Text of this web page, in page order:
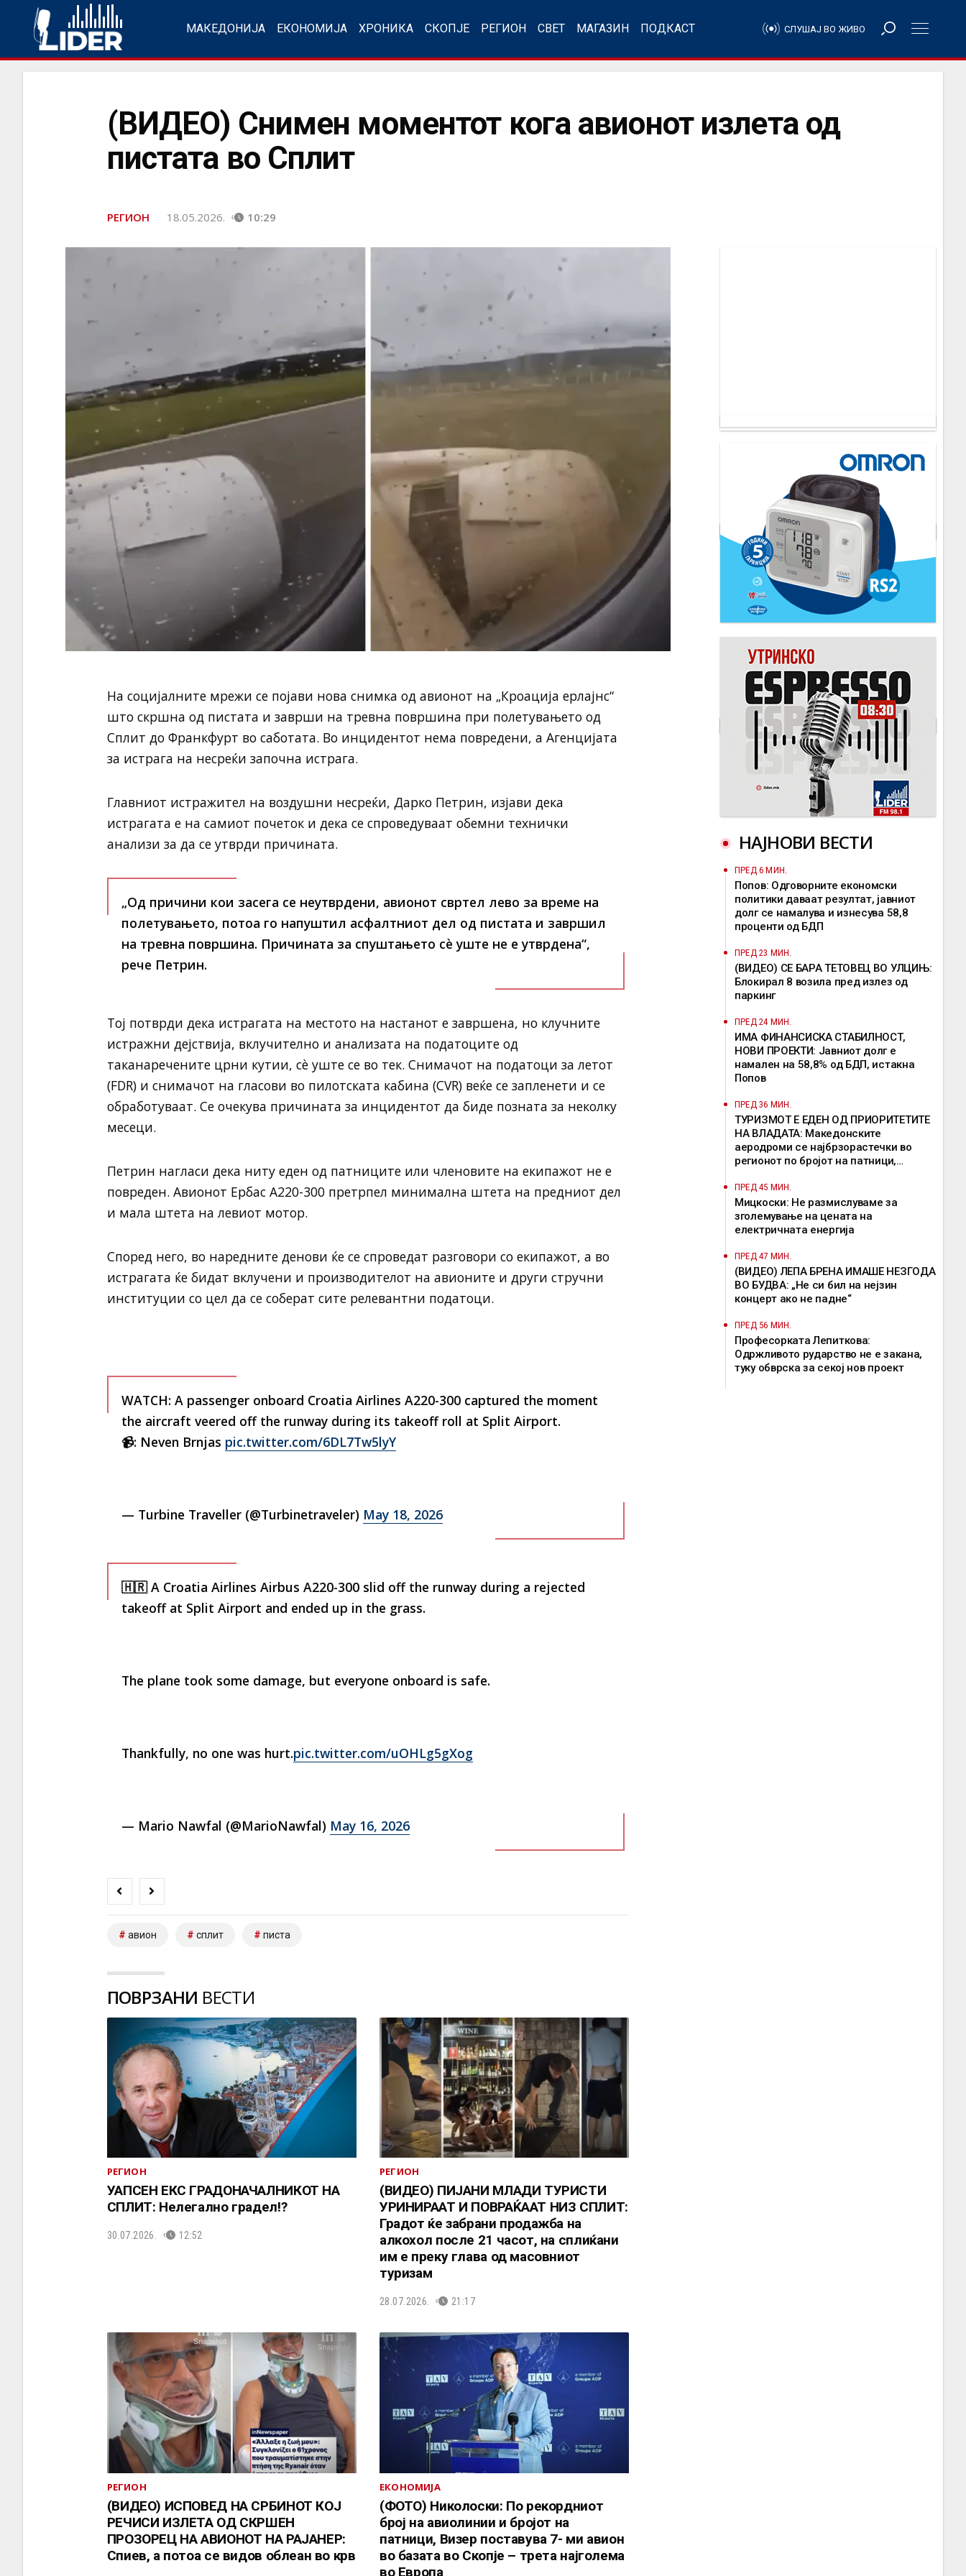
МАКЕДОНИЈА ЕКОНОМИЈА ХРОНИКА СКОПЈЕ РЕГИОН СВЕТ МАГАЗИН ПОДКАСТ СЛУШАЈ ВО ЖИВО
(ВИДЕО) Снимен моментот кога авионот излета од
пистата во Сплит
РЕГИОН 18.05.2026. 10:29
На социјалните мрежи се појави нова снимка од авионот на „Кроација ерлајнс“
што скршна од пистата и заврши на тревна површина при полетувањето од
Сплит до Франкфурт во саботата. Во инцидентот нема повредени, а Агенцијата
за истрага на несреќи започна истрага.
Главниот истражител на воздушни несреќи, Дарко Петрин, изјави дека
истрагата е на самиот почеток и дека се спроведуваат обемни технички
анализи за да се утврди причината.
„Од причини кои засега се неутврдени, авионот свртел лево за време на
полетувањето, потоа го напуштил асфалтниот дел од пистата и завршил
на тревна површина. Причината за спуштањето сè уште не е утврдена“,
рече Петрин.
Тој потврди дека истрагата на местото на настанот е завршена, но клучните
истражни дејствија, вклучително и анализата на податоците од
таканаречените црни кутии, сè уште се во тек. Снимачот на податоци за летот
(FDR) и снимачот на гласови во пилотската кабина (CVR) веќе се запленети и се
обработуваат. Се очекува причината за инцидентот да биде позната за неколку
месеци.
Петрин нагласи дека ниту еден од патниците или членовите на екипажот не е
повреден. Авионот Ербас А220-300 претрпел минимална штета на предниот дел
и мала штета на левиот мотор.
Според него, во наредните денови ќе се спроведат разговори со екипажот, а во
истрагата ќе бидат вклучени и производителот на авионите и други стручни
институции со цел да се соберат сите релевантни податоци.
WATCH: A passenger onboard Croatia Airlines A220-300 captured the moment
the aircraft veered off the runway during its takeoff roll at Split Airport.
📹: Neven Brnjas pic.twitter.com/6DL7Tw5lyY
— Turbine Traveller (@Turbinetraveler) May 18, 2026
🇭🇷 A Croatia Airlines Airbus A220-300 slid off the runway during a rejected
takeoff at Split Airport and ended up in the grass.
The plane took some damage, but everyone onboard is safe.
Thankfully, no one was hurt.pic.twitter.com/uOHLg5gXog
— Mario Nawfal (@MarioNawfal) May 16, 2026
авион сплит писта
ПОВРЗАНИ ВЕСТИ
РЕГИОН
УАПСЕН ЕКС ГРАДОНАЧАЛНИКОТ НА
СПЛИТ: Нелегално градел!?
30.07.2026. 12:52
РЕГИОН
(ВИДЕО) ПИЈАНИ МЛАДИ ТУРИСТИ
УРИНИРААТ И ПОВРАЌААТ НИЗ СПЛИТ:
Градот ќе забрани продажба на
алкохол после 21 часот, на сплиќани
им е преку глава од масовниот
туризам
28.07.2026. 21:17
РЕГИОН
(ВИДЕО) ИСПОВЕД НА СРБИНОТ КОЈ
РЕЧИСИ ИЗЛЕТА ОД СКРШЕН
ПРОЗОРЕЦ НА АВИОНОТ НА РАЈАНЕР:
Спиев, а потоа се видов облеан во крв
ЕКОНОМИЈА
(ФОТО) Николоски: По рекордниот
број на авиолинии и бројот на
патници, Визер поставува 7- ми авион
во базата во Скопје – трета најголема
во Европа
НАЈНОВИ ВЕСТИ
ПРЕД 6 МИН.
Попов: Одговорните економски
политики даваат резултат, јавниот
долг се намалува и изнесува 58,8
проценти од БДП
ПРЕД 23 МИН.
(ВИДЕО) СЕ БАРА ТЕТОВЕЦ ВО УЛЦИЊ:
Блокирал 8 возила пред излез од
паркинг
ПРЕД 24 МИН.
ИМА ФИНАНСИСКА СТАБИЛНОСТ,
НОВИ ПРОЕКТИ: Јавниот долг е
намален на 58,8% од БДП, истакна
Попов
ПРЕД 36 МИН.
ТУРИЗМОТ Е ЕДЕН ОД ПРИОРИТЕТИТЕ
НА ВЛАДАТА: Македонските
аеродроми се најбрзорастечки во
регионот по бројот на патници,
ПРЕД 45 МИН.
Мицкоски: Не размислуваме за
зголемување на цената на
електричната енергија
ПРЕД 47 МИН.
(ВИДЕО) ЛЕПА БРЕНА ИМАШЕ НЕЗГОДА
ВО БУДВА: „Не си бил на нејзин
концерт ако не падне“
ПРЕД 56 МИН.
Професорката Лепиткова:
Одржливото рударство не е закана,
туку обврска за секој нов проект